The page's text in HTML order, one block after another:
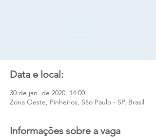
Data e local:
30 de jan. de 2020, 14:00
Zona Oeste, Pinheiros, São Paulo - SP, Brasil
Informações sobre a vaga